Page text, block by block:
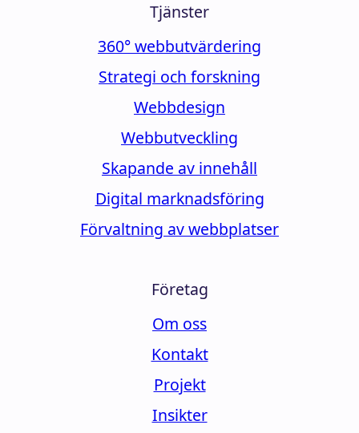
Tjänster
360° webbutvärdering
Strategi och forskning
Webbdesign
Webbutveckling
Skapande av innehåll
Digital marknadsföring
Förvaltning av webbplatser
Företag
Om oss
Kontakt
Projekt
Insikter